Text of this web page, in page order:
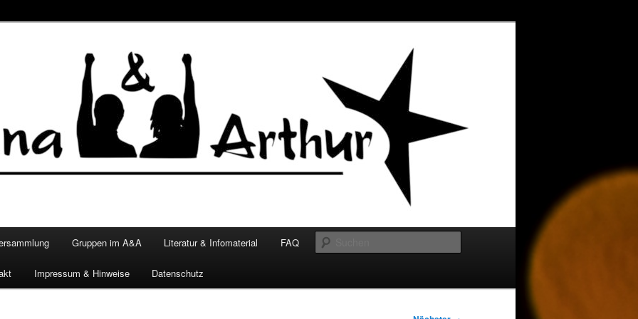
Gruppen im A&A Literatur & Infomaterial FAQ
Impressum & Hinweise Datenschutz